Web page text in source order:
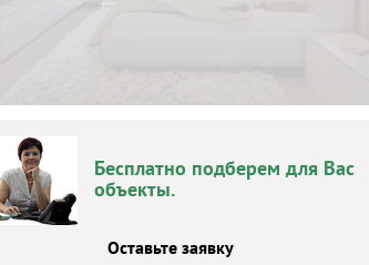
Бесплатно подберем для Вас
объекты.
Оставьте заявку